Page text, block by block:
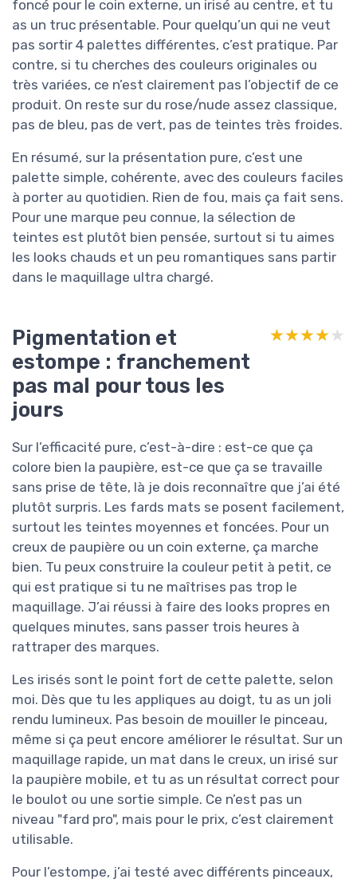
foncé pour le coin externe, un irisé au centre, et tu
as un truc présentable. Pour quelqu’un qui ne veut
pas sortir 4 palettes différentes, c’est pratique. Par
contre, si tu cherches des couleurs originales ou
très variées, ce n’est clairement pas l’objectif de ce
produit. On reste sur du rose/nude assez classique,
pas de bleu, pas de vert, pas de teintes très froides.
En résumé, sur la présentation pure, c’est une
palette simple, cohérente, avec des couleurs faciles
à porter au quotidien. Rien de fou, mais ça fait sens.
Pour une marque peu connue, la sélection de
teintes est plutôt bien pensée, surtout si tu aimes
les looks chauds et un peu romantiques sans partir
dans le maquillage ultra chargé.
Pigmentation et
estompe : franchement
pas mal pour tous les
jours
★★★★★
★★★★★
Sur l’efficacité pure, c’est-à-dire : est-ce que ça
colore bien la paupière, est-ce que ça se travaille
sans prise de tête, là je dois reconnaître que j’ai été
plutôt surpris. Les fards mats se posent facilement,
surtout les teintes moyennes et foncées. Pour un
creux de paupière ou un coin externe, ça marche
bien. Tu peux construire la couleur petit à petit, ce
qui est pratique si tu ne maîtrises pas trop le
maquillage. J’ai réussi à faire des looks propres en
quelques minutes, sans passer trois heures à
rattraper des marques.
Les irisés sont le point fort de cette palette, selon
moi. Dès que tu les appliques au doigt, tu as un joli
rendu lumineux. Pas besoin de mouiller le pinceau,
même si ça peut encore améliorer le résultat. Sur un
maquillage rapide, un mat dans le creux, un irisé sur
la paupière mobile, et tu as un résultat correct pour
le boulot ou une sortie simple. Ce n’est pas un
niveau "fard pro", mais pour le prix, c’est clairement
utilisable.
Pour l’estompe, j’ai testé avec différents pinceaux,